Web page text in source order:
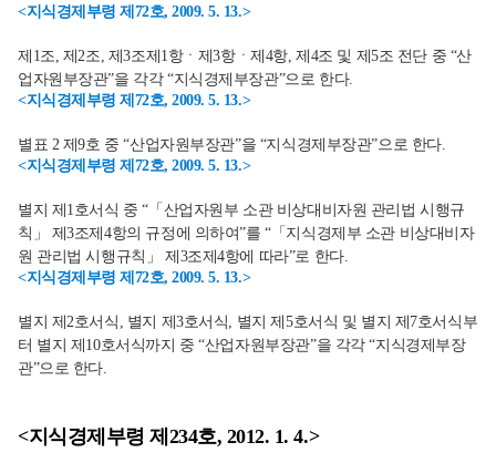
<지식경제부령 제72호, 2009. 5. 13.>
제1조, 제2조, 제3조제1항ㆍ제3항ㆍ제4항, 제4조 및 제5조 전단 중 “산
업자원부장관”을 각각 “지식경제부장관”으로 한다.
<지식경제부령 제72호, 2009. 5. 13.>
별표 2 제9호 중 “산업자원부장관”을 “지식경제부장관”으로 한다.
<지식경제부령 제72호, 2009. 5. 13.>
별지 제1호서식 중 “「산업자원부 소관 비상대비자원 관리법 시행규
칙」 제3조제4항의 규정에 의하여”를 “「지식경제부 소관 비상대비자
원 관리법 시행규칙」 제3조제4항에 따라”로 한다.
<지식경제부령 제72호, 2009. 5. 13.>
별지 제2호서식, 별지 제3호서식, 별지 제5호서식 및 별지 제7호서식부
터 별지 제10호서식까지 중 “산업자원부장관”을 각각 “지식경제부장
관”으로 한다.
<지식경제부령 제234호, 2012. 1. 4.>